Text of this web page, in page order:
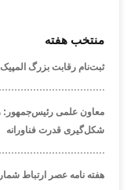
منتخب هفته
ثبت‌نام رقابت بزرگ المپیک فناوری
معاون علمی رئیس‌جمهور:
شکل‌گیری قدرت فناورانه
هفته نامه عصر ارتباط شماره